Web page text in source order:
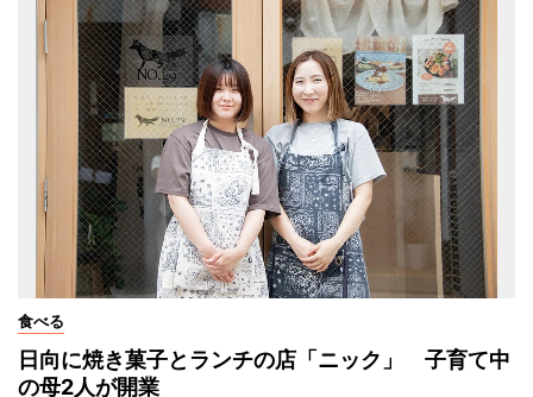
食べる
日向に焼き菓子とランチの店「ニック」 子育て中
の母2人が開業